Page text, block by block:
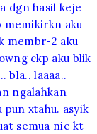
dgn hasil keje
aku
membr-2 aku
ckp aku blik
bla.. laaaa..
ngalahkan
pun xtahu. asyik
semua nie kt